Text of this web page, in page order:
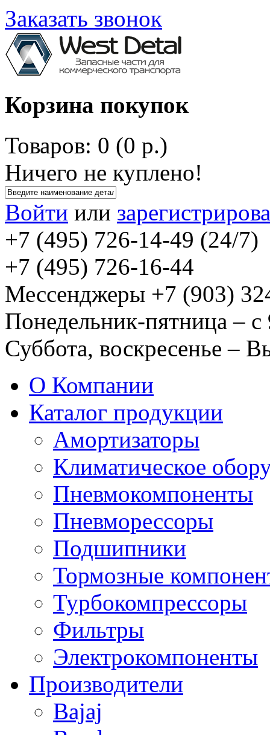
Заказать звонок
Корзина покупок
Товаров: 0 (0 р.)
Ничего не куплено!
Войти или
+7 (495) 726-14-49 (24/7)
+7 (495) 726-16-44
Мессенджеры +7 (903)
Понедельник-пятница –
Суббота, воскресенье –
О Компании
Каталог продукции
Амортизаторы
Климатическое
Пневмокомпоненты
Пневморессоры
Подшипники
Тормозные
Турбокомпрессоры
Фильтры
Электрокомпоненты
Производители
Bajaj